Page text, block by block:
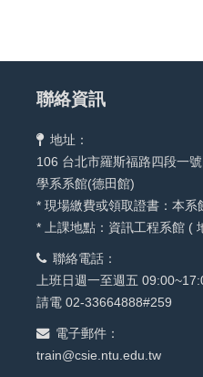
聯絡資訊
地址：
106 台北市羅斯福路四段一
學系系館(德田館)
* 現場繳費或領取證書：本系
* 上課地點：資訊工程系館 (
聯絡電話：
上班日週一至週五
請電 02-33664888#259
電子郵件：
train@csie.ntu.edu.tw